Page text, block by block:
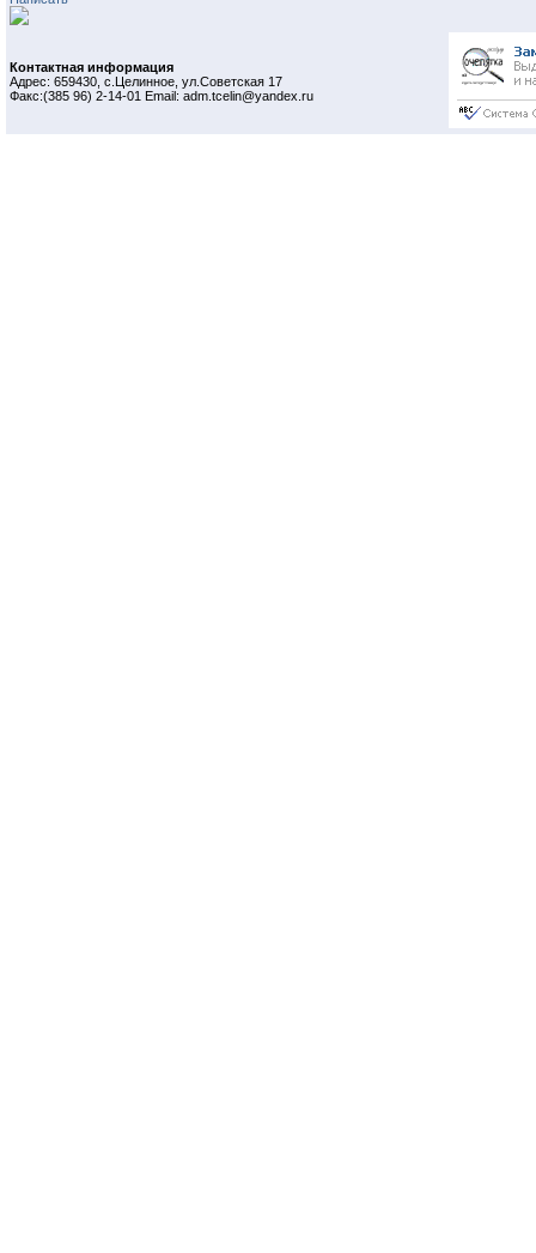
Контактная информация
Адрес: 659430, с.Целинное, ул.Советская 17
Факс:(385 96) 2-14-01 Email: adm.tcelin@yandex.ru